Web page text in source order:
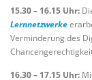
15.30 – 16.15 Uhr:
Lernnetzwerke
Verminderung des
16.30 – 17.15 Uhr: